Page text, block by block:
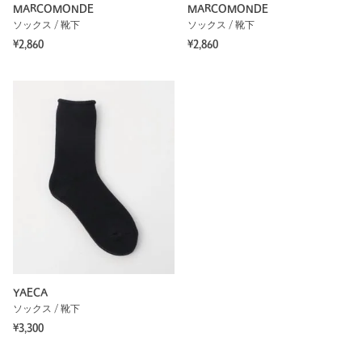
MARCOMONDE
ソックス / 靴下
¥2,860
MARCOMONDE
ソックス / 靴下
¥2,860
YAECA
ソックス / 靴下
¥3,300